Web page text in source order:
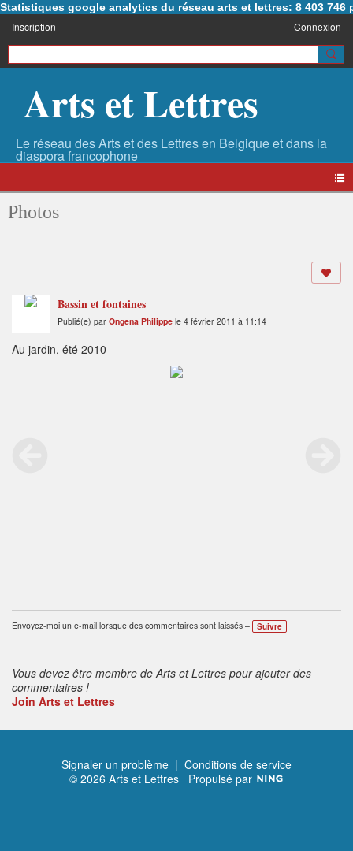
Statistiques google analytics du réseau arts et lettres: 8 403 746
Inscription Connexion
Arts et Lettres
Photos
Bassin et fontaines
Publié(e) par Ongena Philippe le 4 février 2011 à 11:14
Au jardin, été 2010
Envoyez-moi un e-mail lorsque des commentaires sont laissés – Suivre
Vous devez être membre de Arts et Lettres pour ajouter des
commentaires !
Join Arts et Lettres
Signaler un problème | Conditions de service
© 2026 Arts et Lettres Propulsé par